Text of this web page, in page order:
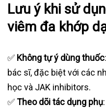
Lưu ý khi sử
viêm đa khớp
✅ Không tự ý dùng thuốc
bác sĩ, đặc biệt với các
học và JAK inhibitors.
✅Theo dõi tác dụng phụ